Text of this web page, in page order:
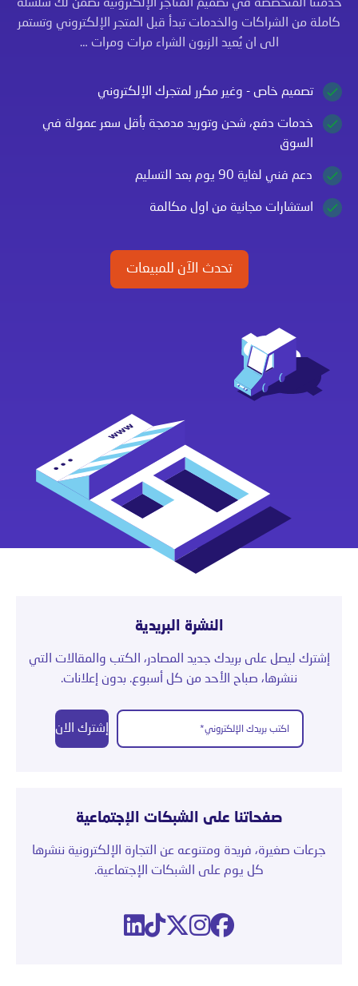
خدمتنا المتخصصة في تصميم المتاجر الإلكترونية تضمن لك سلسلة
كاملة من الشراكات والخدمات تبدأ قبل المتجر الإلكتروني وتستمر
الى ان يُعيد الزبون الشراء مرات ومرات …
تصميم خاص - وغير مكرر لمتجرك الإلكتروني
خدمات دفع، شحن وتوريد مدمجة بأقل سعر عمولة في
السوق
دعم فني لغاية 90 يوم بعد التسليم
استشارات مجانية من اول مكالمة
تحدث الآن للمبيعات
النشرة البريدية
إشترك ليصل على بريدك جديد المصادر، الكتب والمقالات التي
ننشرها، صباح الأحد من كل أسبوع. بدون إعلانات.
إشترك الان
صفحاتنا على الشبكات الإجتماعية
جرعات صغيرة، فريدة ومتنوعه عن التجارة الإلكترونية ننشرها
كل يوم على الشبكات الإجتماعية.